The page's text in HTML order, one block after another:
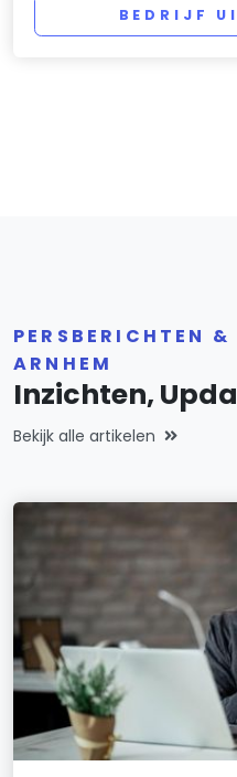
BEDRIJF
PERSBERICHTEN &
ARNHEM
Inzichten,
Bekijk alle artikelen